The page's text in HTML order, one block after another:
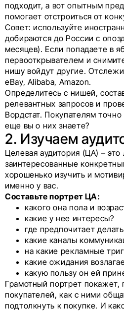
подходит, а вот опытным
помогает отстроиться от
Совет: используйте
добираются до России с
месяцев). Если попадаете в
первооткрывателем и
нишу войдут другие.
eBay, Alibaba, Amazon.
Определитесь с нишей,
релевантных запросов и
Вордстат. Покупателям
еще вы о них знаете?
2. Изучаем
Целевая аудитория (ЦА) – это
заинтересованные
хорошенько изучить и
именно у вас.
Составьте портрет ЦА:
какого она пола и
какие у нее интересы?
где предпочитает
какие каналы
на какие рекламные
какие ожидания
какую пользу он ей
Грамотный портрет покажет,
покупателей, как с ними
подтолкнуть к покупке. И